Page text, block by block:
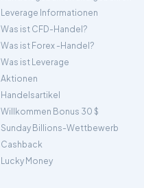
Leverage Informationen
Was ist CFD-Handel?
Was ist Forex -Handel?
Was ist Leverage
Aktionen
Handelsartikel
Willkommen Bonus 30 $
Sunday Billions-Wettbewerb
Cashback
Lucky Money